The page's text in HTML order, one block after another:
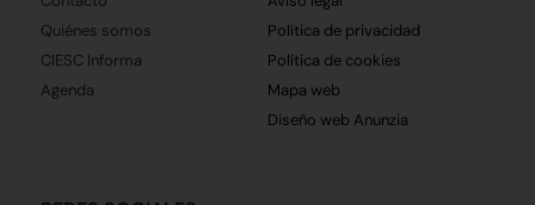
Quiénes somos
CIESC Informa
Agenda
Política de privacidad
Política de cookies
Mapa web
Diseño web Anunzia